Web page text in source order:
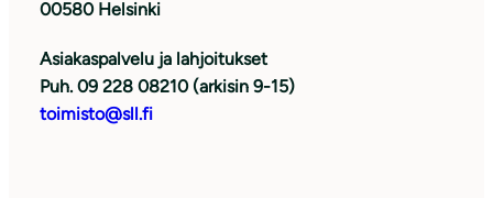
00580 Helsinki
Asiakaspalvelu ja lahjoitukset
Puh. 09 228 08210 (arkisin 9-15)
toimisto@sll.fi